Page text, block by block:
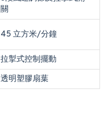
關
45 立方米/分鐘
拉掣式控制擺動
透明塑膠扇葉